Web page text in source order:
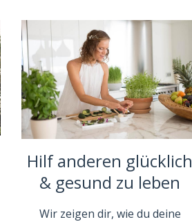
Hilf anderen glücklich
& gesund zu leben
Wir zeigen dir, wie du deine